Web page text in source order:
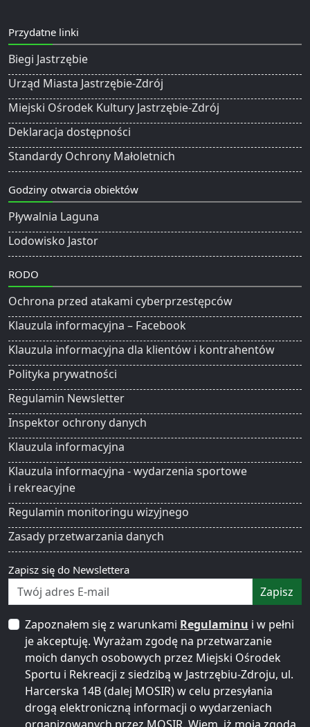
Przydatne linki
Biegi Jastrzębie
Urząd Miasta Jastrzębie-Zdrój
Miejski Ośrodek Kultury Jastrzębie-Zdrój
Deklaracja dostępności
Standardy Ochrony Małoletnich
Godziny otwarcia obiektów
Pływalnia Laguna
Lodowisko Jastor
RODO
Ochrona przed atakami cyberprzestępców
Klauzula informacyjna – Facebook
Klauzula informacyjna dla klientów i kontrahentów
Polityka prywatności
Regulamin Newsletter
Inspektor ochrony danych
Klauzula informacyjna
Klauzula informacyjna - wydarzenia sportowe
i rekreacyjne
Regulamin monitoringu wizyjnego
Zasady przetwarzania danych
Zapisz się do Newslettera
Zapisz
Zapoznałem się z warunkami Regulaminu i w pełni
je akceptuję. Wyrażam zgodę na przetwarzanie
moich danych osobowych przez Miejski Ośrodek
Sportu i Rekreacji z siedzibą w Jastrzębiu-Zdroju, ul.
Harcerska 14B (dalej MOSIR) w celu przesyłania
drogą elektroniczną informacji o wydarzeniach